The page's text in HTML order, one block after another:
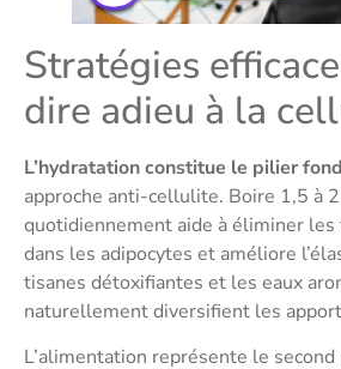
Stratégies
dire adieu à la
L’hydratation constitue le pilier
approche anti-cellulite. Boire 1,5 à 2
quotidiennement aide à éliminer les
dans les adipocytes et améliore
tisanes détoxifiantes et les eaux
naturellement diversifient les
L’alimentation représente le